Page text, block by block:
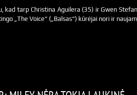
kad tarp Christina Aguilera (35) ir Gwen
„The Voice“ („Balsas“) kūrėjai nori ir